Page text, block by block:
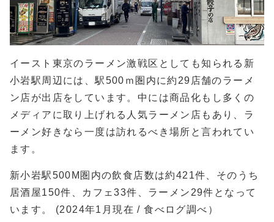
イースト東京のラーメン激戦区としても知られる新
小岩駅周辺には、駅500ｍ圏内に約29店舗のラーメ
ン店が出店をしています。中には商品化もし多くの
メディアに取り上げれる人気ラーメン店もあり、ラ
ーメン好きなら一度は訪れるべき場所と言われてい
ます。
新小岩駅500M圏内の飲食店数は約421件、そのうち
居酒屋150件、カフェ33件、ラーメン29件となって
います。 (2024年1月現在 / 食べログ調べ）